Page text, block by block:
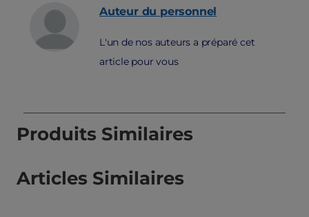
Auteur du personnel
L'un de nos auteurs a préparé cet
article pour vous
Produits Similaires
Articles Similaires